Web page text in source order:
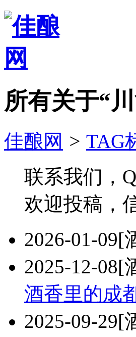
所有关于“
佳酿网 > TAG
联系我们，
欢迎投稿，
2026-01-09[
2025-12-08[
酒香里的成
2025-09-29[